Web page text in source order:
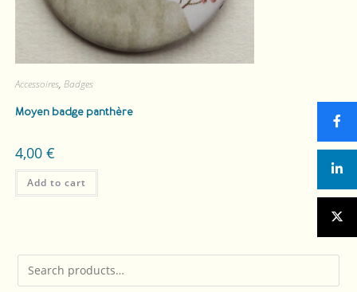
Accessoires, Badges
Moyen badge panthère
4,00 €
Add to cart